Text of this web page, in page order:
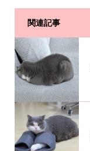
関連記事